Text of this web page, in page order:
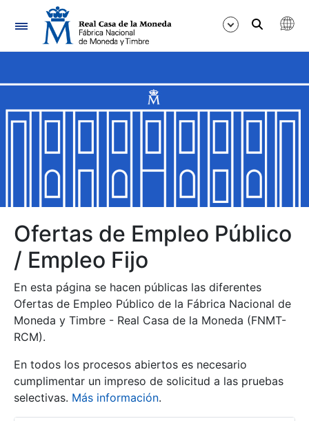
Navegación
Mostrar/Ocultar
Mostrar/Ocultar
Mostrar/Ocultar
Mostrar/Ocultar
Mostrar/Ocultar
Ofertas de Empleo Público
/ Empleo Fijo
En esta página se hacen públicas las diferentes
Ofertas de Empleo Público de la Fábrica Nacional de
Moneda y Timbre - Real Casa de la Moneda (FNMT-
RCM).
En todos los procesos abiertos es necesario
cumplimentar un impreso de solicitud a las pruebas
selectivas. Más información.